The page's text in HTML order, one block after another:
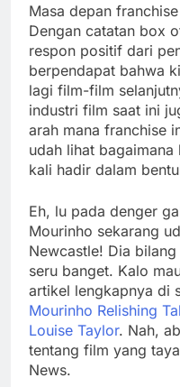
Masa depan
Dengan catatan box
respon positif dari
berpendapat bahwa
lagi film-film
industri film saat ini
arah mana franchise
udah lihat
kali hadir dalam
Eh, lu pada denger
Mourinho sekarang
Newcastle! Dia
seru banget. Kalo
artikel lengkapnya di
Mourinho Relishing
Louise Taylor. Nah,
tentang film yang
News.